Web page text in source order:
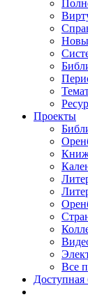
Проекты
Все
Доступная